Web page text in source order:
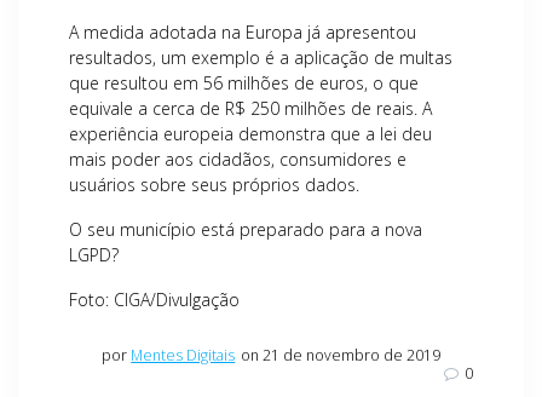
A medida adotada na Europa já apresentou
resultados, um exemplo é a aplicação de multas
que resultou em 56 milhões de euros, o que
equivale a cerca de R$ 250 milhões de reais. A
experiência europeia demonstra que a lei deu
mais poder aos cidadãos, consumidores e
usuários sobre seus próprios dados.
O seu município está preparado para a nova
LGPD?
Foto: CIGA/Divulgação
por Mentes Digitais on 21 de novembro de 2019
0